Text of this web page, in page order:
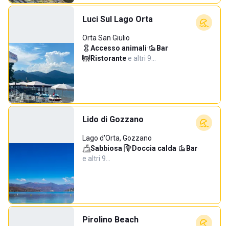
Luci Sul Lago Orta
Orta San Giulio
Accesso animali· Bar·
Ristorante·e altri 9…
Lido di Gozzano
Lago d'Orta, Gozzano
Sabbiosa· Doccia calda· Bar·
e altri 9…
Pirolino Beach